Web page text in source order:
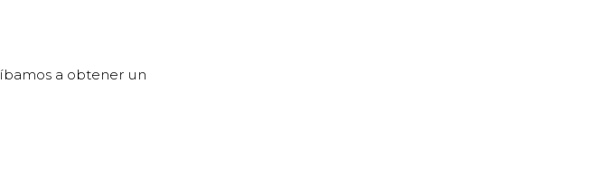
íbamos a obtener un